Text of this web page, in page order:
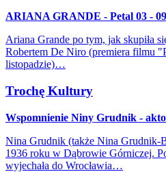
ARIANA GRANDE - Petal 03 -
Ariana Grande po tym, jak skupiła
Robertem De Niro (premiera filmu
listopadzie)…
Trochę Kultury
Wspomnienie Niny Grudnik -
Nina Grudnik (także Nina Grudnik-
1936 roku w Dąbrowie Górniczej.
wyjechała do Wrocławia…